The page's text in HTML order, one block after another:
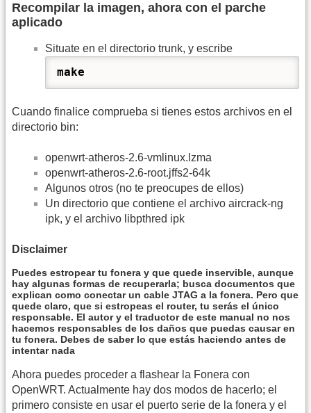
Recompilar la imagen, ahora con el parche
aplicado
Situate en el directorio trunk, y escribe
make
Cuando finalice comprueba si tienes estos archivos en el
directorio bin:
openwrt-atheros-2.6-vmlinux.lzma
openwrt-atheros-2.6-root.jffs2-64k
Algunos otros (no te preocupes de ellos)
Un directorio que contiene el archivo aircrack-ng
ipk, y el archivo libpthred ipk
Disclaimer
Puedes estropear tu fonera y que quede inservible, aunque
hay algunas formas de recuperarla; busca documentos que
explican como conectar un cable JTAG a la fonera. Pero que
quede claro, que si estropeas el router, tu serás el único
responsable. El autor y el traductor de este manual no nos
hacemos responsables de los daños que puedas causar en
tu fonera. Debes de saber lo que estás haciendo antes de
intentar nada
Ahora puedes proceder a flashear la Fonera con
OpenWRT. Actualmente hay dos modos de hacerlo; el
primero consiste en usar el puerto serie de la fonera y el